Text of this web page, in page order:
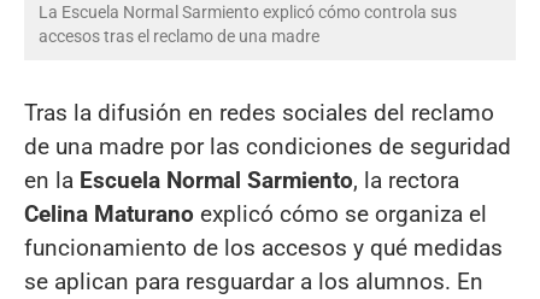
La Escuela Normal Sarmiento explicó cómo controla sus
accesos tras el reclamo de una madre
Tras la difusión en redes sociales del reclamo
de una madre por las condiciones de seguridad
en la Escuela Normal Sarmiento, la rectora
Celina Maturano explicó cómo se organiza el
funcionamiento de los accesos y qué medidas
se aplican para resguardar a los alumnos. En